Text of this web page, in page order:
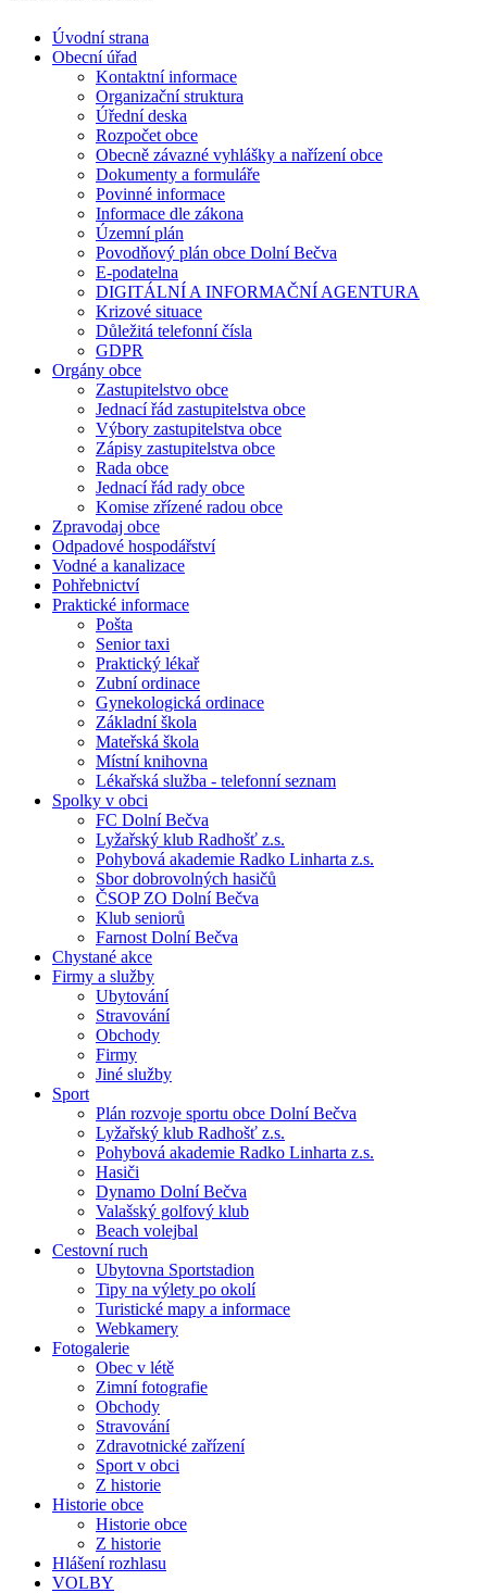
Úvodní strana
Obecní úřad
Kontaktní informace
Organizační struktura
Úřední deska
Rozpočet obce
Obecně závazné vyhlášky a nařízení obce
Dokumenty a formuláře
Povinné informace
Informace dle zákona
Územní plán
Povodňový plán obce Dolní Bečva
E-podatelna
DIGITÁLNÍ A INFORMAČNÍ AGENTURA
Krizové situace
Důležitá telefonní čísla
GDPR
Orgány obce
Zastupitelstvo obce
Jednací řád zastupitelstva obce
Výbory zastupitelstva obce
Zápisy zastupitelstva obce
Rada obce
Jednací řád rady obce
Komise zřízené radou obce
Zpravodaj obce
Odpadové hospodářství
Vodné a kanalizace
Pohřebnictví
Praktické informace
Pošta
Senior taxi
Praktický lékař
Zubní ordinace
Gynekologická ordinace
Základní škola
Mateřská škola
Místní knihovna
Lékařská služba - telefonní seznam
Spolky v obci
FC Dolní Bečva
Lyžařský klub Radhošť z.s.
Pohybová akademie Radko Linharta z.s.
Sbor dobrovolných hasičů
ČSOP ZO Dolní Bečva
Klub seniorů
Farnost Dolní Bečva
Chystané akce
Firmy a služby
Ubytování
Stravování
Obchody
Firmy
Jiné služby
Sport
Plán rozvoje sportu obce Dolní Bečva
Lyžařský klub Radhošť z.s.
Pohybová akademie Radko Linharta z.s.
Hasiči
Dynamo Dolní Bečva
Valašský golfový klub
Beach volejbal
Cestovní ruch
Ubytovna Sportstadion
Tipy na výlety po okolí
Turistické mapy a informace
Webkamery
Fotogalerie
Obec v létě
Zimní fotografie
Obchody
Stravování
Zdravotnické zařízení
Sport v obci
Z historie
Historie obce
Historie obce
Z historie
Hlášení rozhlasu
VOLBY